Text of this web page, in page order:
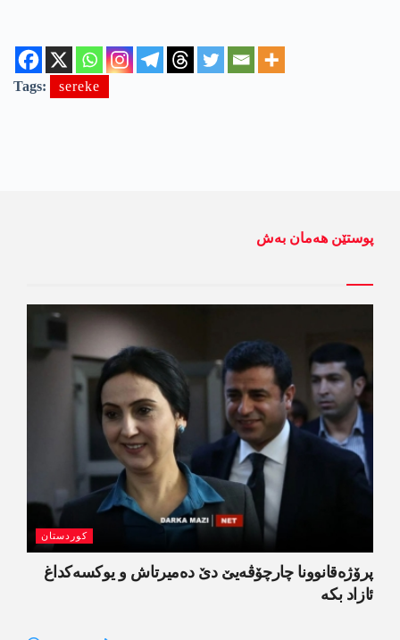
Tags: sereke
پوستێن ھەمان بەش
کوردستان
پرۆژەقانوونا چارچۆڤەیێ دێ دەمیرتاش و یوکسەکداغ
ئازاد بکە